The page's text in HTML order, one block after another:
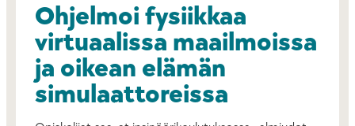
Ohjelmoi fysiikkaa
virtuaalissa maailmoissa
ja oikean elämän
simulaattoreissa